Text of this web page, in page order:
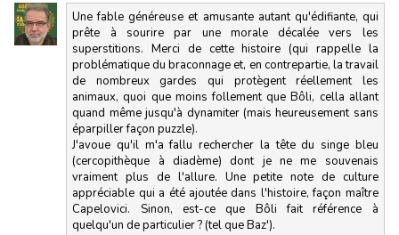
Une fable généreuse et amusante autant qu'édifiante, qui
prête à sourire par une morale décalée vers les
superstitions. Merci de cette histoire (qui rappelle la
problématique du braconnage et, en contrepartie, la travail
de nombreux gardes qui protègent réellement les
animaux, quoi que moins follement que Bôli, cella allant
quand même jusqu'à dynamiter (mais heureusement sans
éparpiller façon puzzle).
J'avoue qu'il m'a fallu rechercher la tête du singe bleu
(cercopithèque à diadème) dont je ne me souvenais
vraiment plus de l'allure. Une petite note de culture
appréciable qui a été ajoutée dans l'histoire, façon maître
Capelovici. Sinon, est-ce que Bôli fait référence à
quelqu'un de particulier ? (tel que Baz').